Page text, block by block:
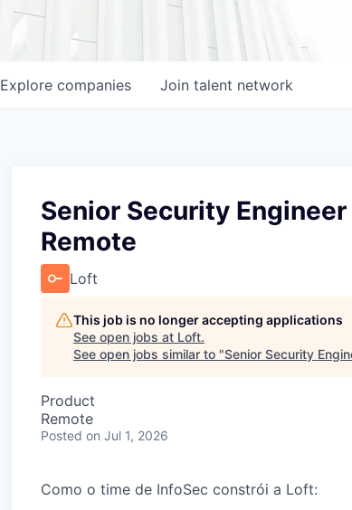
Explore companies Join talent network
Senior Security
Remote
Loft
This job is no longer accepting applications
See open jobs at Loft.
See open jobs similar to "Senior Security
Product
Remote
Posted on Jul 1, 2026
Como o time de InfoSec constrói a Loft: